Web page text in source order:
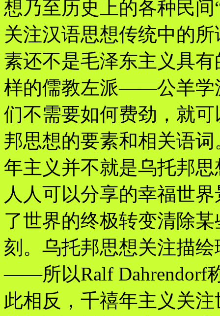
想乃至历史上的各种民
关注汉语思想传统中的
素还不是毛泽东主义具
样的儒教左派——公羊学
们不需要如何费劲，就
邦思想的要素和相关语
年主义并不就是乌托邦
人人可以分享的幸福世
了世界的终极转变清除
刻。乌托邦思想关注描
——所以Ralf Dahrendorf
此相反，千禧年主义关